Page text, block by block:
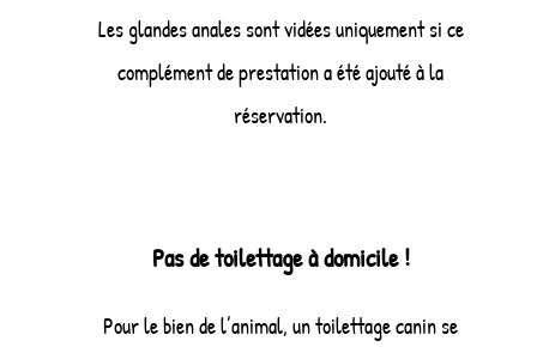
Les glandes anales sont vidées uniquement si ce
complément de prestation a été ajouté à la
réservation.
Pas de toilettage à domicile !
Pour le bien de l’animal, un toilettage canin se